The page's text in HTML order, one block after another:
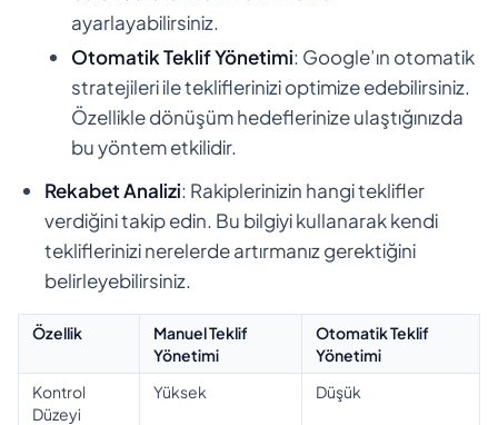
ayarlayabilirsiniz.
Otomatik Teklif Yönetimi: Google’ın otomatik
stratejileri ile tekliflerinizi optimize edebilirsiniz.
Özellikle dönüşüm hedeflerinize ulaştığınızda
bu yöntem etkilidir.
Rekabet Analizi: Rakiplerinizin hangi teklifler
verdiğini takip edin. Bu bilgiyi kullanarak kendi
tekliflerinizi nerelerde artırmanız gerektiğini
belirleyebilirsiniz.
Özellik
Manuel Teklif
Yönetimi
Otomatik Teklif
Yönetimi
Kontrol
Düzeyi
Yüksek Düşük